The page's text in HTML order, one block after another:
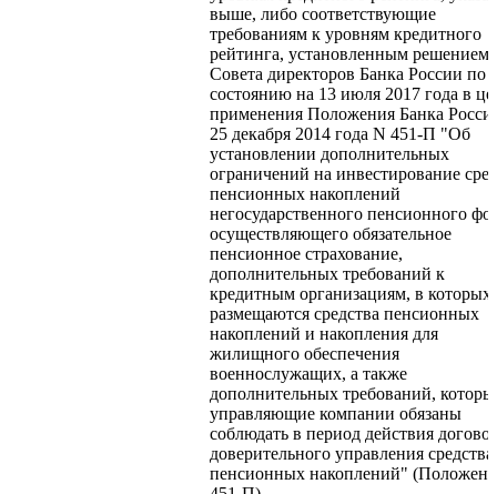
выше, либо соответствующие
требованиям к уровням кредитного
рейтинга, установленным решением
Совета директоров Банка России по
состоянию на 13 июля 2017 года в
применения Положения Банка
25 декабря 2014 года N 451-П "Об
установлении дополнительных
ограничений на инвестирование
пенсионных накоплений
негосударственного пенсионного
осуществляющего обязательное
пенсионное страхование,
дополнительных требований к
кредитным организациям, в которых
размещаются средства пенсионных
накоплений и накопления для
жилищного обеспечения
военнослужащих, а также
дополнительных требований,
управляющие компании обязаны
соблюдать в период действия
доверительного управления
пенсионных накоплений"